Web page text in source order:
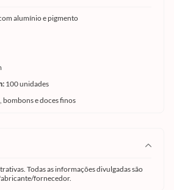
alumínio e pigmento
100 unidades
bombons e doces finos
Todas as informações divulgadas são
fornecedor.